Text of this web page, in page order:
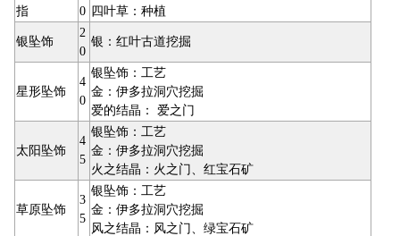
指
0 四叶草：种植
银坠饰
2
0
银：红叶古道挖掘
星形坠饰
4
0
银坠饰：工艺
金：伊多拉洞穴挖掘
爱的结晶： 爱之门
太阳坠饰
4
5
银坠饰：工艺
金：伊多拉洞穴挖掘
火之结晶：火之门、红宝石矿
草原坠饰
3
5
银坠饰：工艺
金：伊多拉洞穴挖掘
风之结晶：风之门、绿宝石矿